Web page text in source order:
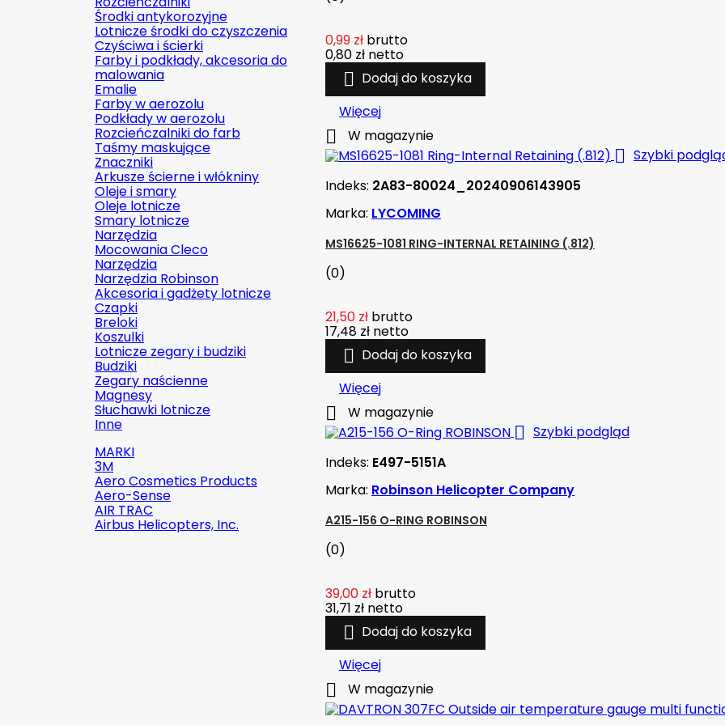
Środki antykorozyjne
Lotnicze środki do czyszczenia
Czyściwa i ścierki
Farby i podkłady, akcesoria do
malowania
Emalie
Farby w aerozolu
Podkłady w aerozolu
Rozcieńczalniki do farb
Taśmy maskujące
Znaczniki
Arkusze ścierne i włókniny
Oleje i smary
Oleje lotnicze
Smary lotnicze
Narzędzia
Mocowania Cleco
Narzędzia
Narzędzia Robinson
Akcesoria i gadżety lotnicze
Czapki
Breloki
Koszulki
Lotnicze zegary i budziki
Budziki
Zegary naścienne
Magnesy
Słuchawki lotnicze
Inne
MARKI
3M
Aero Cosmetics Products
Aero-Sense
AIR TRAC
Airbus Helicopters, Inc.
0,99 zł brutto
0,80 zł netto
 Dodaj do koszyka
Więcej
 W magazynie
 Szybki
Indeks: 2A83-80024_20240906143905
Marka: LYCOMING
MS16625-1081 RING-INTERNAL RETAINING (.812)
(0)
21,50 zł brutto
17,48 zł netto
 Dodaj do koszyka
Więcej
 W magazynie
 Szybki podgląd
Indeks: E497-5151A
Marka: Robinson Helicopter Company
A215-156 O-RING ROBINSON
(0)
39,00 zł brutto
31,71 zł netto
 Dodaj do koszyka
Więcej
 W magazynie